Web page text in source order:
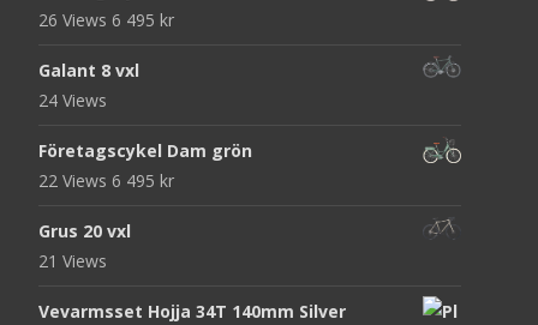
26 Views 6 495 kr
Galant 8 vxl
24 Views
Företagscykel Dam grön
22 Views 6 495 kr
Grus 20 vxl
21 Views
Vevarmsset Hojja 34T 140mm Silver